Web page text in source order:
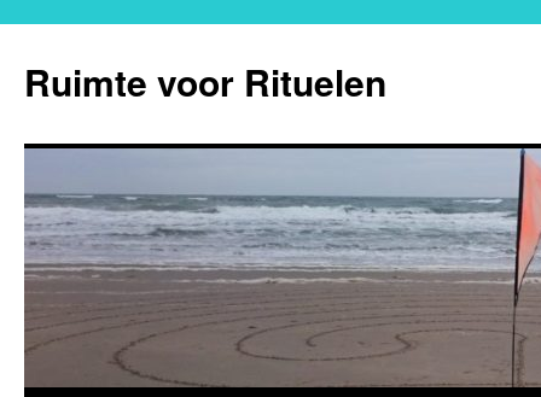
de
inhoud
Ruimte voor Rituelen